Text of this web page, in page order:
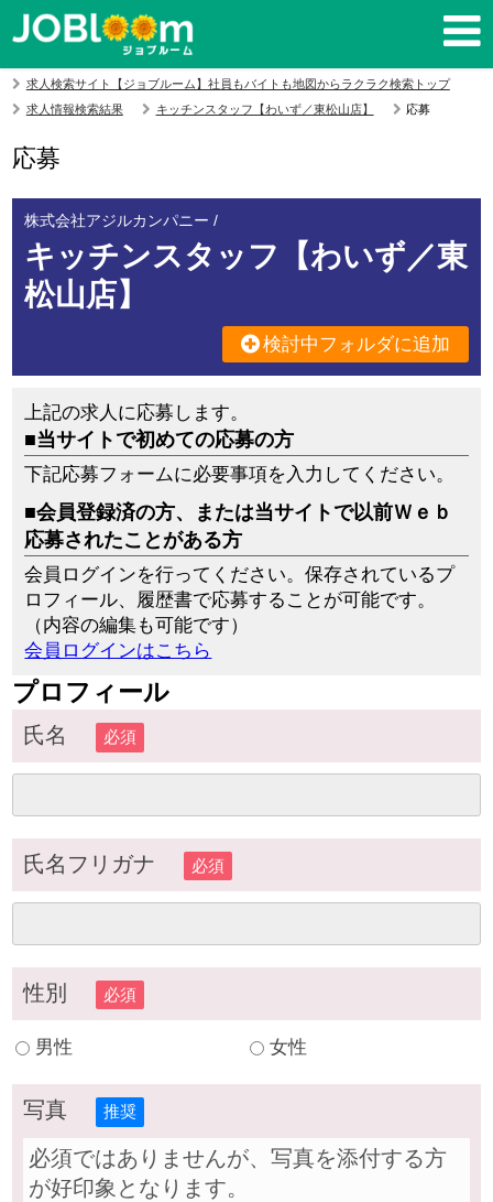
求人検索サイト【ジョブルーム】社員もバイトも地図からラクラク検索トップ
求人情報検索結果
キッチンスタッフ【わいず／東松山店】 応募
応募
株式会社アジルカンパニー /
キッチンスタッフ【わいず／東
松山店】
検討中フォルダに追加
上記の求人に応募します。
■当サイトで初めての応募の方
下記応募フォームに必要事項を入力してください。
■会員登録済の方、または当サイトで以前Ｗｅｂ
応募されたことがある方
会員ログインを行ってください。保存されているプ
ロフィール、履歴書で応募することが可能です。
（内容の編集も可能です）
会員ログインはこちら
プロフィール
氏名 必須
氏名フリガナ 必須
性別 必須
男性 女性
写真 推奨
必須ではありませんが、写真を添付する方
が好印象となります。